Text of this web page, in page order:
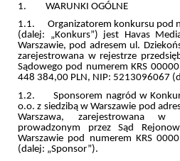
1. WARUNKI OGÓLNE
1.1. Organizatorem konkursu pod
(dalej: „Konkurs”) jest Havas
Warszawie, pod adresem ul.
zarejestrowana w rejestrze
Sądowego pod numerem KRS
448 384,00 PLN, NIP: 5213096067
1.2. Sponsorem nagród w
o.o. z siedzibą w Warszawie pod
Warszawa, zarejestrowana w
prowadzonym przez Sąd
Warszawie pod numerem KRS
(dalej: „Sponsor”).